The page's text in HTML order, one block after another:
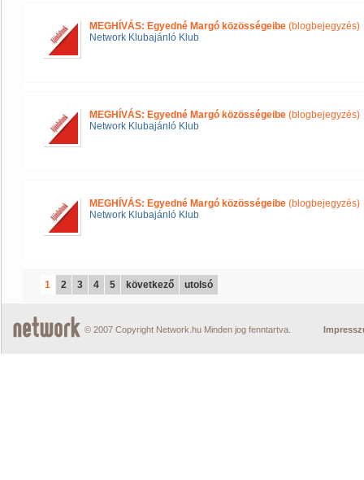
MEGHÍVÁS: Egyedné Margó közösségeibe (blogbejegyzés)
Network Klubajánló Klub
MEGHÍVÁS: Egyedné Margó közösségeibe (blogbejegyzés)
Network Klubajánló Klub
MEGHÍVÁS: Egyedné Margó közösségeibe (blogbejegyzés)
Network Klubajánló Klub
1 2 3 4 5 következő utolsó
© 2007 Copyright Network.hu Minden jog fenntartva.